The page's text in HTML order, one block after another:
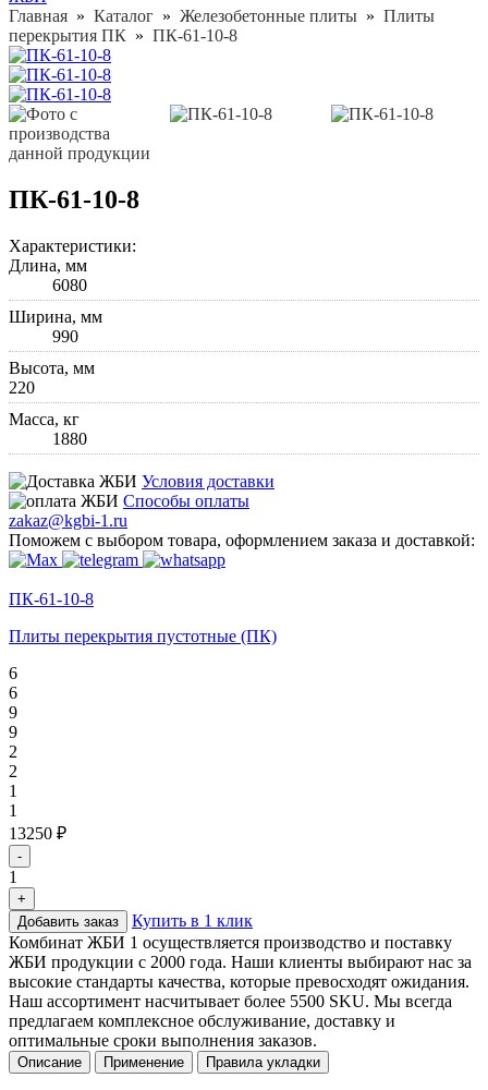
Главная » Каталог » Железобетонные плиты » Плиты
перекрытия ПК » ПК-61-10-8
ПК-61-10-8
Характеристики:
Длина, мм
6080
Ширина, мм
990
Высота, мм
220
Масса, кг
1880
Условия доставки
Способы оплаты
zakaz@kgbi-1.ru
Поможем с выбором товара, оформлением заказа и доставкой:
ПК-61-10-8
Плиты перекрытия пустотные (ПК)
6
6
9
9
2
2
1
1
13250 ₽
-
1
+
Добавить заказ
Купить в 1 клик
Комбинат ЖБИ 1 осуществляется производство и поставку
ЖБИ продукции с 2000 года. Наши клиенты выбирают нас за
высокие стандарты качества, которые превосходят ожидания.
Наш ассортимент насчитывает более 5500 SKU. Мы всегда
предлагаем комплексное обслуживание, доставку и
оптимальные сроки выполнения заказов.
Описание Применение Правила укладки